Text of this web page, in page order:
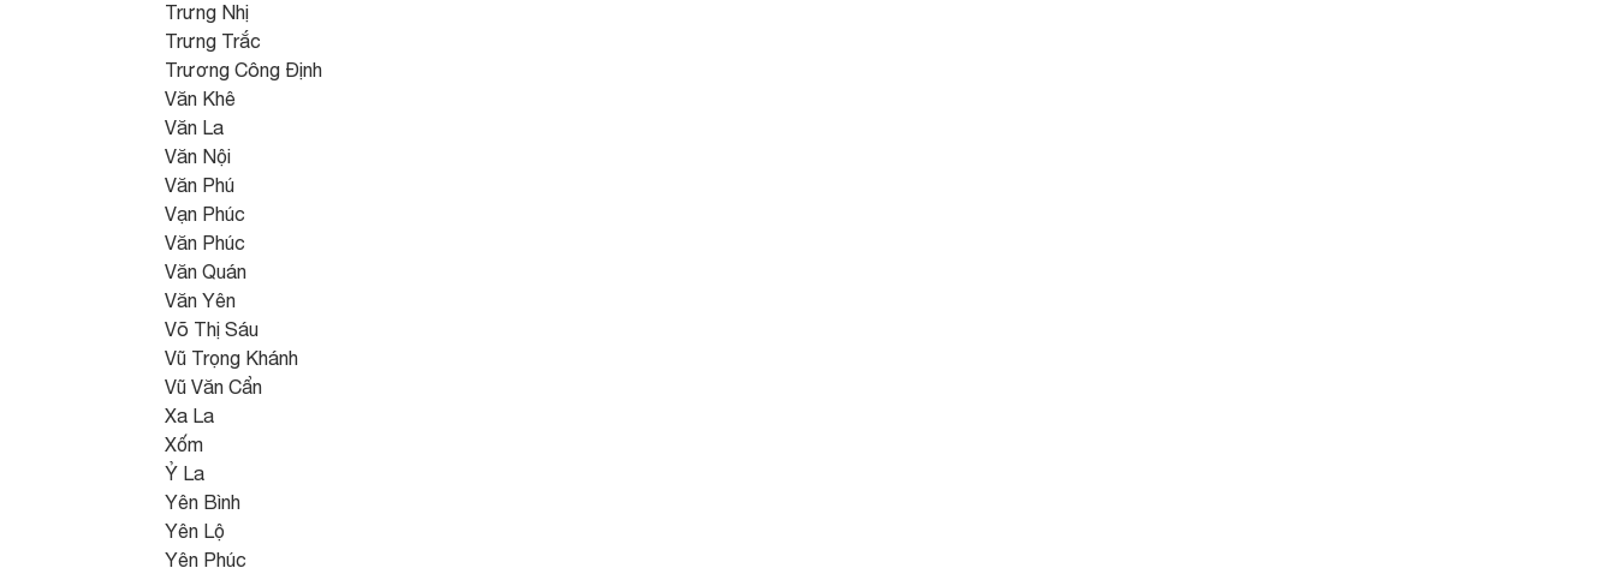
Trưng Nhị
Trưng Trắc
Trương Công Định
Văn Khê
Văn La
Văn Nội
Văn Phú
Vạn Phúc
Văn Phúc
Văn Quán
Văn Yên
Võ Thị Sáu
Vũ Trọng Khánh
Vũ Văn Cẩn
Xa La
Xốm
Ỷ La
Yên Bình
Yên Lộ
Yên Phúc